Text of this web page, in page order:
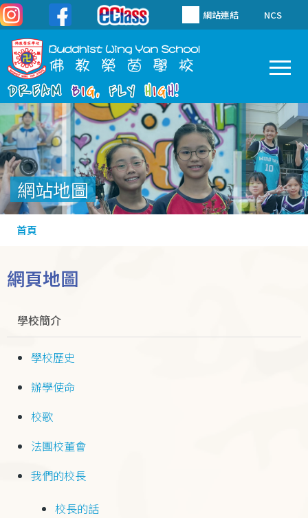
移至主內容 網站連結 NCS
Main
navigation
網站地圖
導
連
結
首頁
網頁地圖
學校簡介
學校歷史
辦學使命
校歌
法團校董會
我們的校長
校長的話